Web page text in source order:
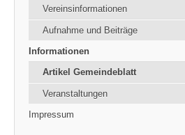
Vereinsinformationen
Aufnahme und Beiträge
Informationen
Artikel Gemeindeblatt
Veranstaltungen
Impressum